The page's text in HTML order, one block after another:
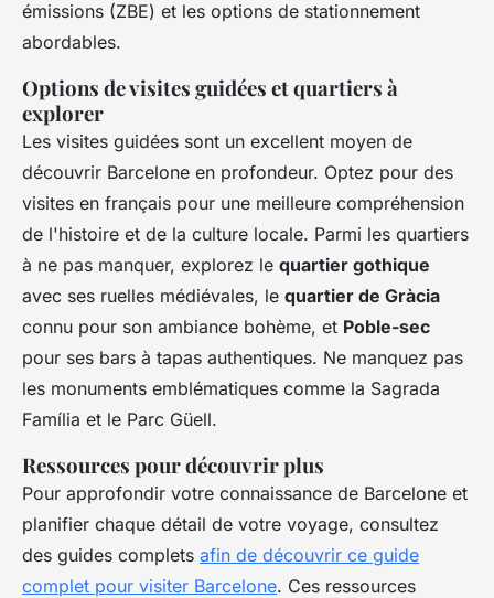
émissions (ZBE) et les options de stationnement
abordables.
Options de visites guidées et quartiers à
explorer
Les visites guidées sont un excellent moyen de
découvrir Barcelone en profondeur. Optez pour des
visites en français pour une meilleure compréhension
de l'histoire et de la culture locale. Parmi les quartiers
à ne pas manquer, explorez le quartier gothique
avec ses ruelles médiévales, le quartier de Gràcia
connu pour son ambiance bohème, et Poble-sec
pour ses bars à tapas authentiques. Ne manquez pas
les monuments emblématiques comme la Sagrada
Família et le Parc Güell.
Ressources pour découvrir plus
Pour approfondir votre connaissance de Barcelone et
planifier chaque détail de votre voyage, consultez
des guides complets afin de découvrir ce guide
complet pour visiter Barcelone. Ces ressources